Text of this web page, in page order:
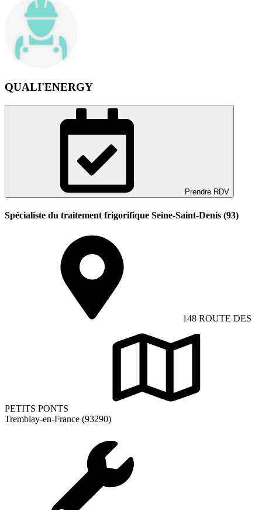
QUALI'ENERGY
Prendre RDV
Spécialiste du traitement frigorifique Seine-Saint-Denis (93)
148 ROUTE DES
PETITS PONTS
Tremblay-en-France (93290)